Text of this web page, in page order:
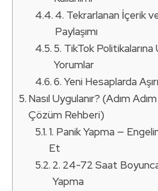
4. Tekrarlanan İçerik
Paylaşımı
5. TikTok
Yorumlar
6. Yeni Hesaplarda
Nasıl Uygulanır? (Adım
Çözüm Rehberi)
1. Panik Yapma —
Et
2. 24-72 Saat
Yapma